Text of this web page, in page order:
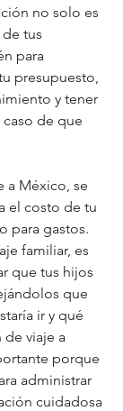
no solo es
tus
para
presupuesto,
y tener
de que
a México, se
el costo de tu
para gastos.
familiar, es
que tus hijos
que
ir y qué
de viaje a
porque
administrar
cuidadosa